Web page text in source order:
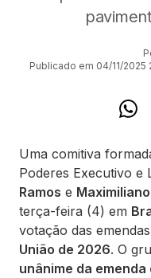
Publicado em 04/11/2025
Uma comitiva
Poderes Executivo e
Ramos e
terça-feira (4) em
votação das
União de 2026. O
unânime da emenda